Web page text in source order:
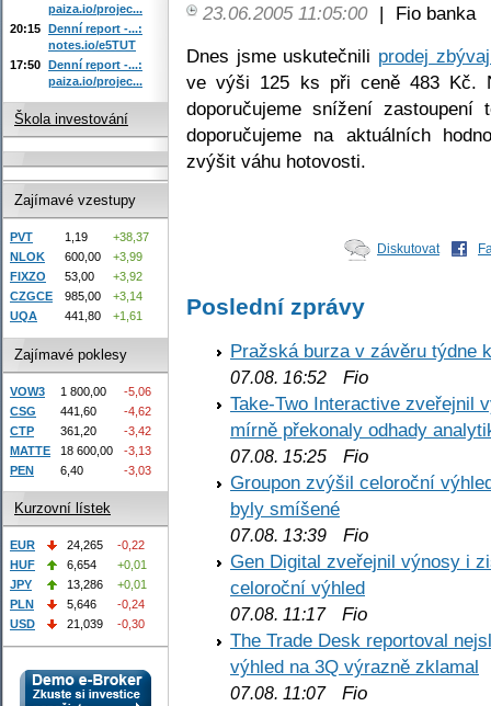
23.06.2005 11:05:00 |
Fio banka
Dnes jsme uskutečnili prodej
ve výši 125 ks při ceně 483 Kč.
doporučujeme snížení
doporučujeme na aktuálních
zvýšit váhu hotovosti.
Diskutovat
Poslední zprávy
Pražská burza v závěru týdne
07.08. 16:52 Fio
Take-Two Interactive zveřejnil
mírně překonaly odhady
07.08. 15:25 Fio
Groupon zvýšil celoroční
byly smíšené
07.08. 13:39 Fio
Gen Digital zveřejnil výnosy i
celoroční výhled
07.08. 11:17Fio
The Trade Desk reportoval
výhled na 3Q výrazně zklamal
07.08. 11:07Fio
paiza.io/projec...
20:15 Denní report -...:
notes.io/e5TUT
17:50 Denní report -...:
paiza.io/projec...
Škola investování
Zajímavé vzestupy
PVT 1,19
+38,37
NLOK
600,00
+3,99
FIXZO
53,00
+3,92
CZGCE
985,00
+3,14
UQA
441,80 +1,61
Zajímavé poklesy
VOW3 1 800,00
-5,06
CSG
441,60
-4,62
CTP
361,20
-3,42
MATTE
18 600,00
-3,13
PEN
6,40 -3,03
Kurzovní lístek
EUR 24,265
-0,22
HUF
6,654
+0,01
JPY
13,286
+0,01
PLN
5,646
-0,24
USD
21,039 -0,30